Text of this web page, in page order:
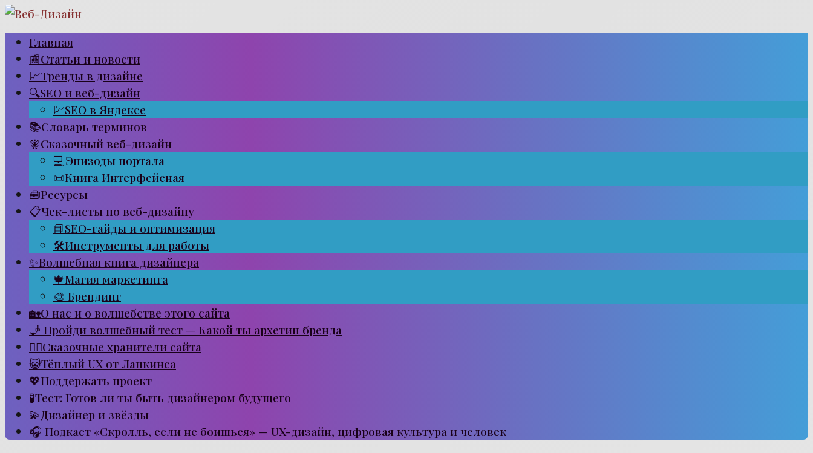
Перейти
контенту
Главная
📰Статьи и новости
📈Тренды в дизайне
🔍SEO и веб-дизайн
💹SEO в Яндексе
📚Словарь терминов
🧚Сказочный веб-дизайн
💻Эпизоды портала
📜Книга Интерфейсная
🧰Ресурсы
📋Чек-листы по веб-дизайну
📘SEO-гайды и оптимизация
🛠Инструменты для работы
✨Волшебная книга дизайнера
🍁Магия маркетинга
🎨 Брендинг
🏡О нас и о волшебстве этого сайта
🧞 Пройди волшебный тест — Какой ты архетип бренда
🧙‍♂️Сказочные хранители сайта
😺Тёплый UX от Лапкинса
💖Поддержать проект
🧪Тест: Готов ли ты быть дизайнером будущего
💫Дизайнер и звёзды
🎧 Подкаст «Скролль, если не боишься» — UX-дизайн, цифровая культура и человек